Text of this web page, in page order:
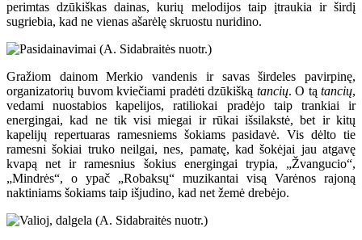
perimtas dzūkiškas dainas, kurių melodijos taip įtraukia ir širdį
sugriebia, kad ne vienas ašarėlę skruostu nuridino.
Gražiom dainom Merkio vandenis ir savas širdeles pavirpinę,
organizatorių buvom kviečiami pradėti dzūkišką tancių. O tą tancių,
vedami nuostabios kapelijos, ratiliokai pradėjo taip trankiai ir
energingai, kad ne tik visi miegai ir rūkai išsilakstė, bet ir kitų
kapelijų repertuaras ramesniems šokiams pasidavė. Vis dėlto tie
ramesni šokiai truko neilgai, nes, pamatę, kad šokėjai jau atgavę
kvapą net ir ramesnius šokius energingai trypia, „Žvangucio“,
„Mindrės“, o ypač „Robaksų“ muzikantai visą Varėnos rajoną
naktiniams šokiams taip išjudino, kad net žemė drebėjo.